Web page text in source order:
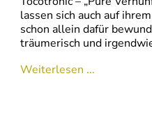
lassen sich auch auf
schon allein dafür
träumerisch und
Weiterlesen ...